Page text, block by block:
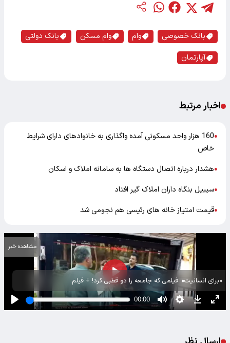
بانک خصوصی وام وام مسکن
بانک دولتی
آپارتمان
اخبار مرتبط
●
160 هزار واحد مسکونی آمده واگذاری به خانوادهای دارای شرایط
خاص
●هشدار درباره اتصال دستگاه ها به سامانه املاک و اسکان
●سیبیل بنگاه داران املاک گیر افتاد
●قیمت امتیاز خانه های رئیسی هم نجومی شد
«برای انسانیت»؛ فیلمی که جامعه را دو قطبی کرد! + فیلم
مشاهده خبر